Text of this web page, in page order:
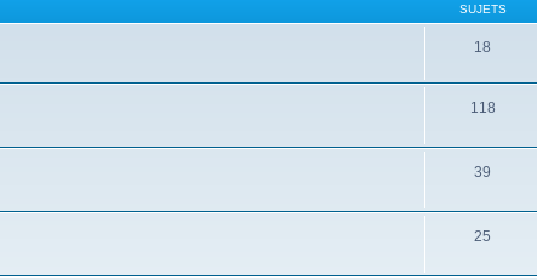
SUJETS
18
118
39
25